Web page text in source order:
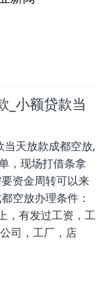
_小额贷款当
当天放款成都空放,
，现场打借条拿
资金周转可以来
空放办理条件：
，有发过工资，工
司，工厂，店